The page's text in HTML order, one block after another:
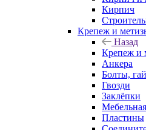
Кирпич
Крепеж и
Назад
Крепеж и
Анкера
Болты,
Гвозди
Заклёпки
Пластины